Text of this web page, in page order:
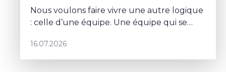
Nous voulons faire vivre une autre logique
: celle d’une équipe. Une équipe qui se
projet commun – Sophie Rohonyi
16.07.2026